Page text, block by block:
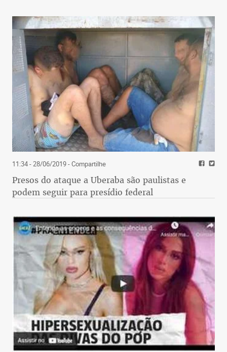
11:34 - 28/06/2019- Compartilhe
Presos do ataque a Uberaba são paulistas e
podem seguir para presídio federal